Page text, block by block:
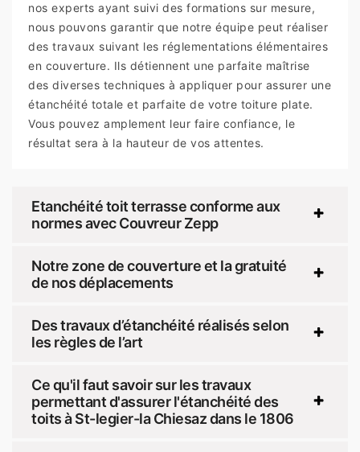
nos experts ayant suivi des formations sur mesure,
nous pouvons garantir que notre équipe peut réaliser
des travaux suivant les réglementations élémentaires
en couverture. Ils détiennent une parfaite maîtrise
des diverses techniques à appliquer pour assurer une
étanchéité totale et parfaite de votre toiture plate.
Vous pouvez amplement leur faire confiance, le
résultat sera à la hauteur de vos attentes.
Etanchéité toit terrasse conforme aux
normes avec Couvreur Zepp
Notre zone de couverture et la gratuité
de nos déplacements
Des travaux d’étanchéité réalisés selon
les règles de l’art
Ce qu'il faut savoir sur les travaux
permettant d'assurer l'étanchéité des
toits à St-legier-la Chiesaz dans le 1806